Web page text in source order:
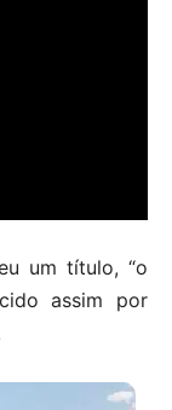
um título, “o
assim por